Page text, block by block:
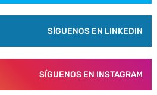
SÍGUENOS EN LINKEDIN
SÍGUENOS EN INSTAGRAM